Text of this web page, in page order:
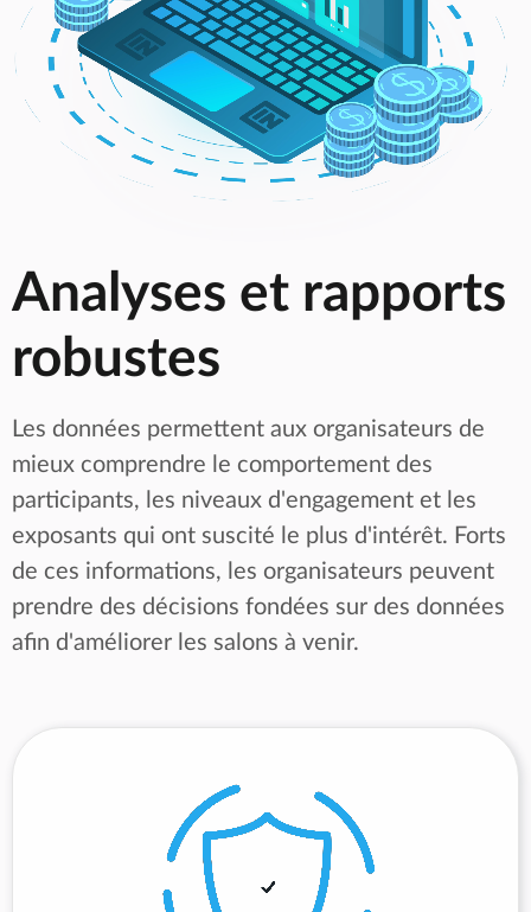
Analyses et rapports
robustes
Les données permettent aux organisateurs de
mieux comprendre le comportement des
participants, les niveaux d'engagement et les
exposants qui ont suscité le plus d'intérêt. Forts
de ces informations, les organisateurs peuvent
prendre des décisions fondées sur des données
afin d'améliorer les salons à venir.